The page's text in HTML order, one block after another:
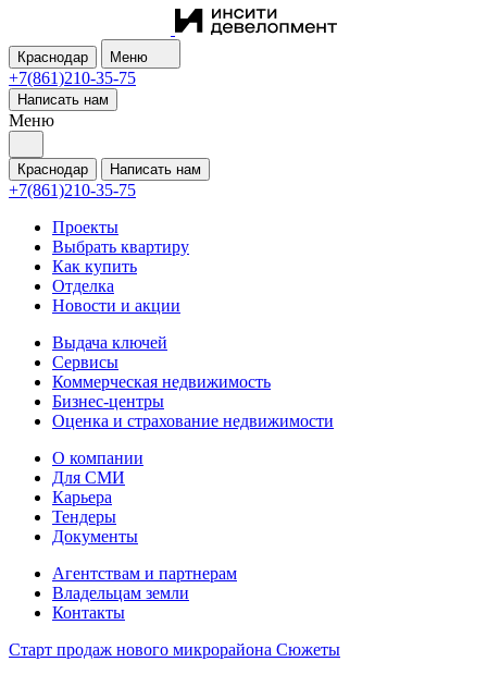
Краснодар Меню
+7(861)210-35-75
Написать нам
Меню
Краснодар Написать нам
+7(861)210-35-75
Проекты
Выбрать квартиру
Как купить
Отделка
Новости и акции
Выдача ключей
Сервисы
Коммерческая недвижимость
Бизнес-центры
Оценка и страхование недвижимости
О компании
Для СМИ
Карьера
Тендеры
Документы
Агентствам и партнерам
Владельцам земли
Контакты
Старт продаж нового микрорайона Сюжеты